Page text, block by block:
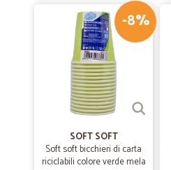
-8%
SOFT SOFT
Soft soft bicchieri di carta
riciclabili colore verde mela